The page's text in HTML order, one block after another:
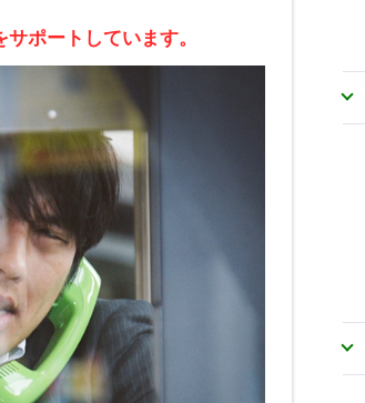
ポートしています。